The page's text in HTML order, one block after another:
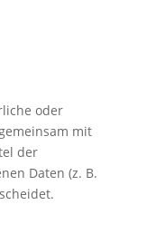
oder
mit
der
Daten (z. B.